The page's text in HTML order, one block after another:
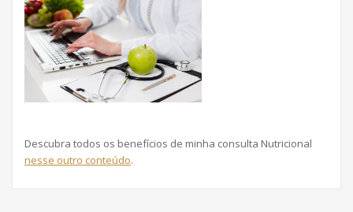
Descubra todos os benefícios de minha consulta Nutricional
nesse outro conteúdo.